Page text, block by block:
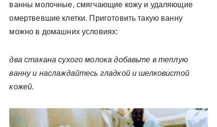
ванны молочные, смягчающие кожу и удаляющие
омертвевшие клетки. Приготовить такую ванну
можно в домашних условиях:
два стакана сухого молока добавьте в теплую
ванну и наслаждайтесь гладкой и шелковистой
кожей.